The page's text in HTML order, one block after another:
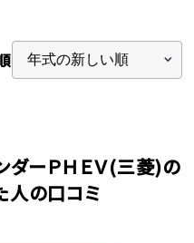
ダーＰＨＥＶ(三菱)の
人の口コミ